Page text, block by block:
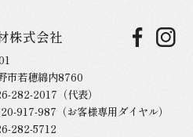
株式会社
市若穂綿内8760
282-2017 （代表）
917-987 （お客様専用ダイヤル）
282-5712